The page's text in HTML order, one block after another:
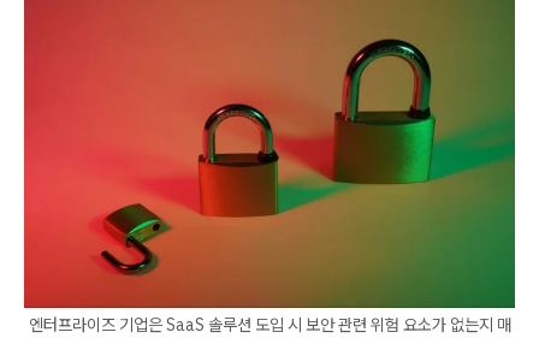
엔터프라이즈 기업은 SaaS 솔루션 도입 시 보안 관련 위험 요소가 없는지 매